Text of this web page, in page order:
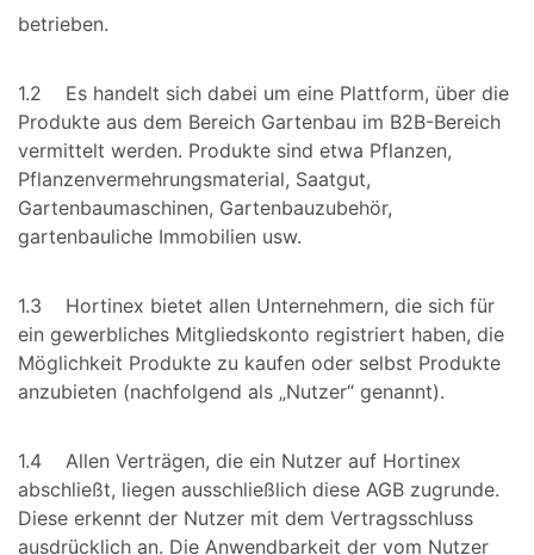
betrieben.
1.2 Es handelt sich dabei um eine Plattform, über die
Produkte aus dem Bereich Gartenbau im B2B-Bereich
vermittelt werden. Produkte sind etwa Pflanzen,
Pflanzenvermehrungsmaterial, Saatgut,
Gartenbaumaschinen, Gartenbauzubehör,
gartenbauliche Immobilien usw.
1.3 Hortinex bietet allen Unternehmern, die sich für
ein gewerbliches Mitgliedskonto registriert haben, die
Möglichkeit Produkte zu kaufen oder selbst Produkte
anzubieten (nachfolgend als „Nutzer“ genannt).
1.4 Allen Verträgen, die ein Nutzer auf Hortinex
abschließt, liegen ausschließlich diese AGB zugrunde.
Diese erkennt der Nutzer mit dem Vertragsschluss
ausdrücklich an. Die Anwendbarkeit der vom Nutzer